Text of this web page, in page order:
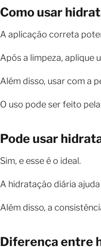
Como usar
A aplicação correta
Após a limpeza, aplique
Além disso, usar com a
O uso pode ser feito
Pode usar
Sim, e esse é o ideal.
A hidratação diária
Além disso, a
Diferença entre